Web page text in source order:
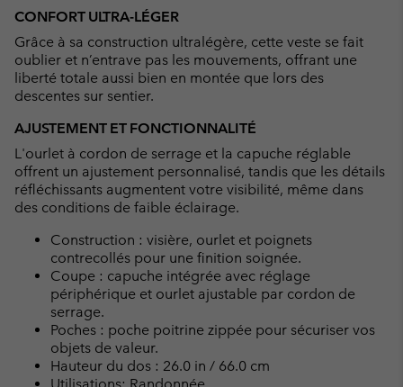
CONFORT ULTRA-LÉGER
Grâce à sa construction ultralégère, cette veste se fait
oublier et n’entrave pas les mouvements, offrant une
liberté totale aussi bien en montée que lors des
descentes sur sentier.
AJUSTEMENT ET FONCTIONNALITÉ
L'ourlet à cordon de serrage et la capuche réglable
offrent un ajustement personnalisé, tandis que les détails
réfléchissants augmentent votre visibilité, même dans
des conditions de faible éclairage.
Construction : visière, ourlet et poignets
contrecollés pour une finition soignée.
Coupe : capuche intégrée avec réglage
périphérique et ourlet ajustable par cordon de
serrage.
Poches : poche poitrine zippée pour sécuriser vos
objets de valeur.
Hauteur du dos : 26.0 in / 66.0 cm